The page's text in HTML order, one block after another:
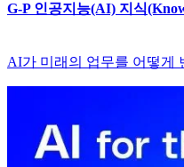
G-P 인공지능(AI) 지식
AI가 미래의 업무를 어떻게